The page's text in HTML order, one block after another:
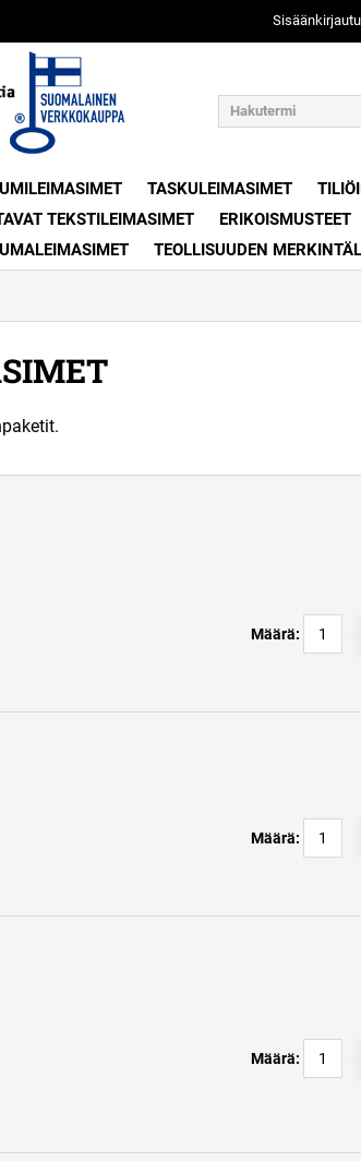
TASKULEIMASIMET
TEKSTILEIMASIMET ERIKOISMUSTEET
TEOLLISUUDEN
Määrä:
Määrä:
Määrä: